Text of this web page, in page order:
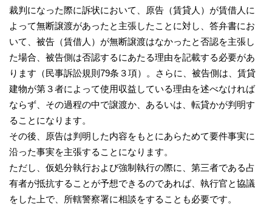
裁判になった際に訴状において、原告（賃貸人）が賃借人に
よって無断譲渡があったと主張したことに対し、答弁書にお
いて、被告（賃借人）が無断譲渡はなかったと否認を主張し
た場合、被告側は否認するにあたる理由を記載する必要があ
ります（民事訴訟規則79条３項）。さらに、被告側は、賃貸
建物が第３者によって使用収益している理由を述べなければ
ならず、その過程の中で譲渡か、あるいは、転貸かが判明す
ることになります。
その後、原告は判明した内容をもとにあらためて要件事実に
沿った事実を主張することになります。
ただし、仮処分執行および強制執行の際に、第三者である占
有者が抵抗することが予想できるのであれば、執行官と協議
をした上で、所轄警察署に相談をすることも必要です。